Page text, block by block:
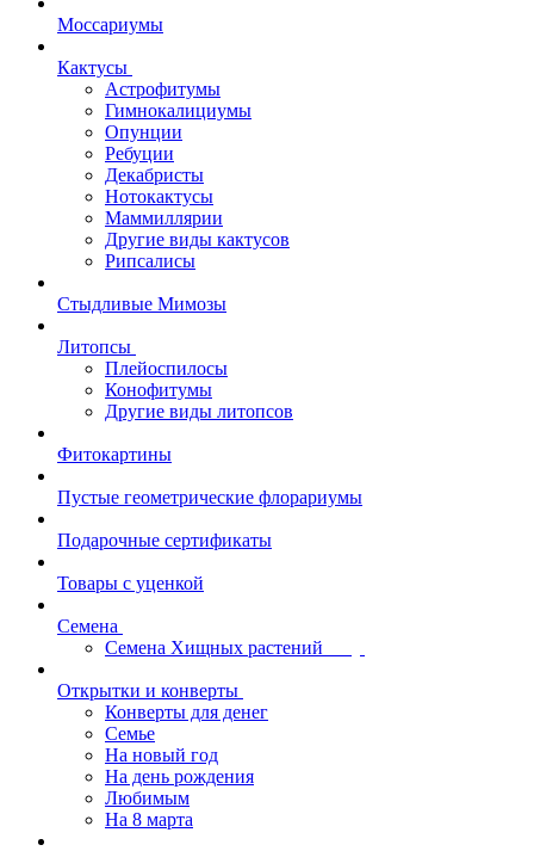
Моссариумы
Кактусы
Астрофитумы
Гимнокалициумы
Опунции
Ребуции
Декабристы
Нотокактусы
Маммиллярии
Другие виды кактусов
Рипсалисы
Стыдливые Мимозы
Литопсы
Плейоспилосы
Конофитумы
Другие виды литопсов
Фитокартины
Пустые геометрические флорариумы
Подарочные сертификаты
Товары с уценкой
Семена
Семена Хищных растений
Открытки и конверты
Конверты для денег
Семье
На новый год
На день рождения
Любимым
На 8 марта